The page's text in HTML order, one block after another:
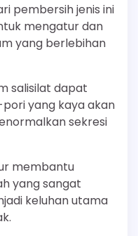
pembersih jenis ini
mengatur dan
yang berlebihan
salisilat dapat
yang kaya akan
sekresi
membantu
yang sangat
keluhan utama